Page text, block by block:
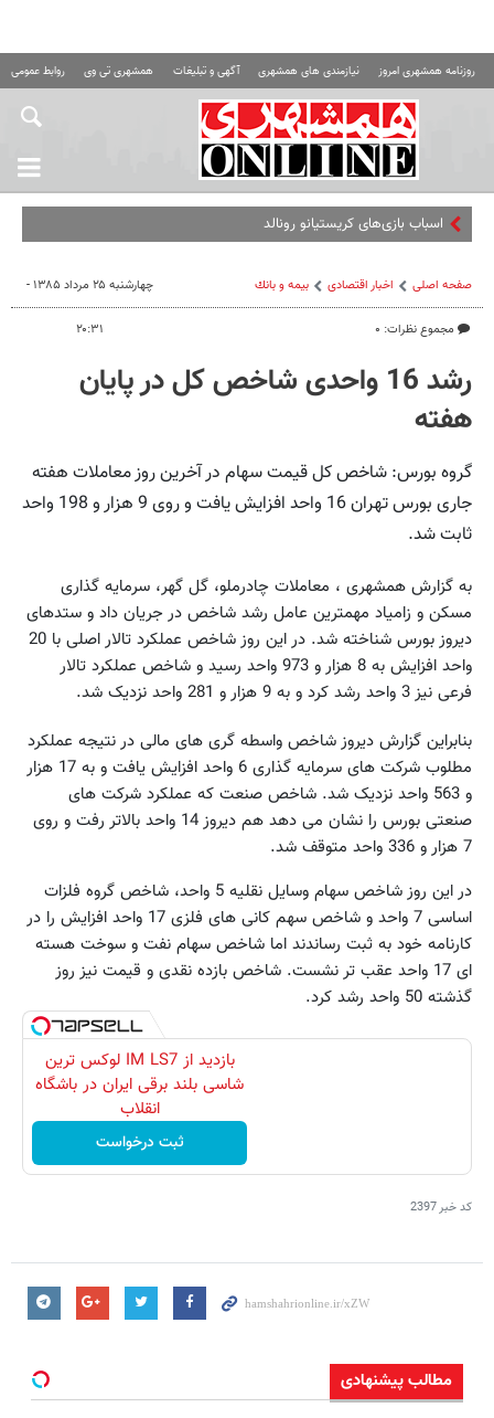
روزنامه همشهری امروز نیازمندی های همشهری آگهی و تبلیغات همشهری تی وی روابط عمومی
اسباب‌ بازی‌های کریستیانو رونالدو را ببی
صفحه اصلی اخبار اقتصادی بيمه و بانك
مجموع نظرات: ۰
چهارشنبه ۲۵ مرداد ۱۳۸۵ -
۲۰:۳۱
رشد 16 واحدی شاخص کل در پایان
هفته
گروه بورس: شاخص کل قیمت سهام در آخرین روز معاملات هفته
جاری بورس تهران 16 واحد افزایش یافت و روی 9 هزار و 198 واحد
ثابت شد.
به گزارش همشهری ، معاملات چادرملو، گل گهر، سرمایه گذاری
مسکن و زامیاد مهمترین عامل رشد شاخص در جریان داد و ستدهای
دیروز بورس شناخته شد. در این روز شاخص عملکرد تالار اصلی با 20
واحد افزایش به 8 هزار و 973 واحد رسید و شاخص عملکرد تالار
فرعی نیز 3 واحد رشد کرد و به 9 هزار و 281 واحد نزدیک شد.
بنابراین گزارش دیروز شاخص واسطه گری های مالی در نتیجه عملکرد
مطلوب شرکت های سرمایه گذاری 6 واحد افزایش یافت و به 17 هزار
و 563 واحد نزدیک شد. شاخص صنعت که عملکرد شرکت های
صنعتی بورس را نشان می دهد هم دیروز 14 واحد بالاتر رفت و روی
7 هزار و 336 واحد متوقف شد.
در این روز شاخص سهام وسایل نقلیه 5 واحد، شاخص گروه فلزات
اساسی 7 واحد و شاخص سهم کانی های فلزی 17 واحد افزایش را در
کارنامه خود به ثبت رساندند اما شاخص سهام نفت و سوخت هسته
ای 17 واحد عقب تر نشست. شاخص بازده نقدی و قیمت نیز روز
گذشته 50 واحد رشد کرد.
بازدید از IM LS7 لوکس ترین
شاسی بلند برقی ایران در باشگاه
انقلاب
ثبت درخواست
کد خبر2397
مطالب پیشنهادی